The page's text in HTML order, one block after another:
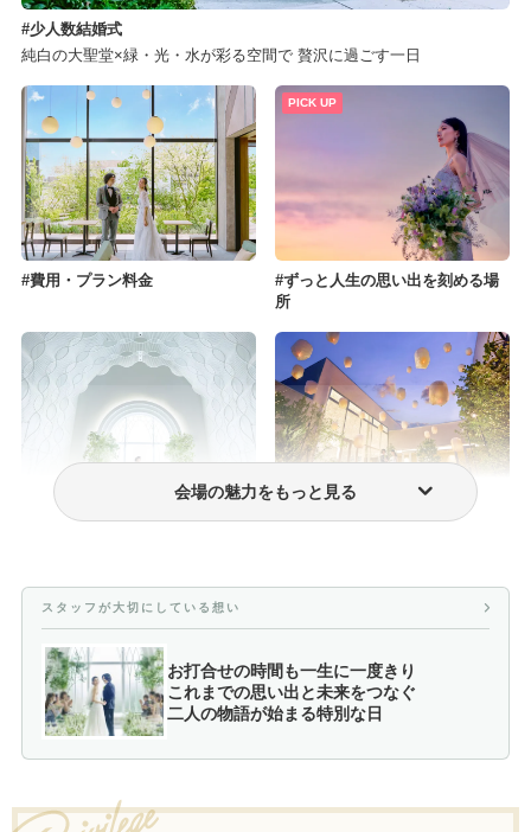
少人数結婚式
純白の大聖堂×緑・光・水が彩る空間で 贅沢に過ごす一日
費用・プラン料金
ずっと人生の思い出を刻める場
所
PICK UP
会場の魅力をもっと見る
スタッフが大切にしている想い
お打合せの時間も一生に一度きり
これまでの思い出と未来をつなぐ
二人の物語が始まる特別な日